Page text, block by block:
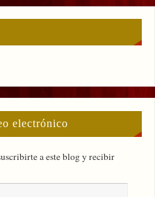
electrónico
a este blog y recibir